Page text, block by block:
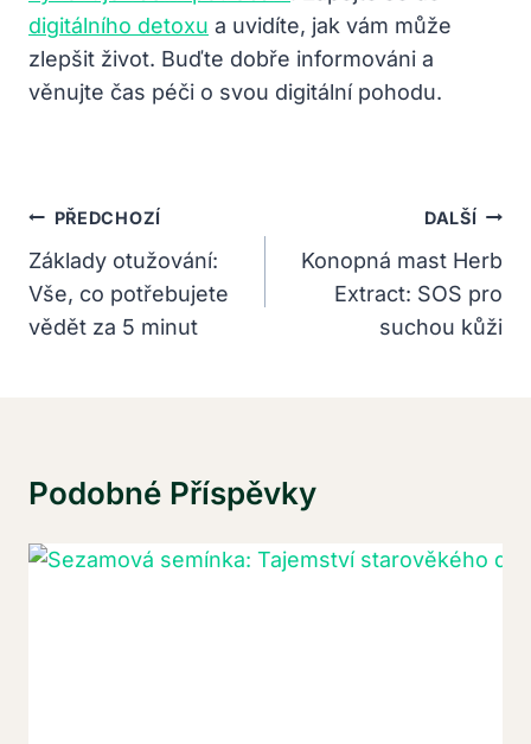
digitálního detoxu a uvidíte, jak vám může
zlepšit život. Buďte dobře informováni a
věnujte čas péči o svou digitální pohodu.
Navigace
Pro
Příspěvek
PŘEDCHOZÍ
Základy otužování:
Vše, co potřebujete
vědět za 5 minut
DALŠÍ
Konopná mast Herb
Extract: SOS pro
suchou kůži
Podobné Příspěvky